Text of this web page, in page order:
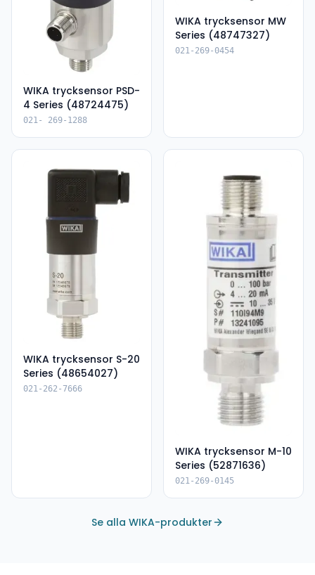
WIKA trycksensor PSD-
4 Series (48724475)
021- 269-1288
WIKA trycksensor MW
Series (48747327)
021-269-0454
WIKA trycksensor S-20
Series (48654027)
021-262-7666
WIKA trycksensor M-10
Series (52871636)
021-269-0145
Se alla WIKA-produkter